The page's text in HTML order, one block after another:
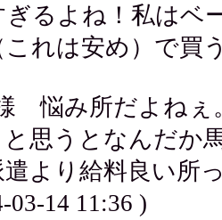
ぎるよね！私はベ
これは安め）で買
悩み所だよねぇ
思うとなんだか
より給料良い所
03-14 11:36 )